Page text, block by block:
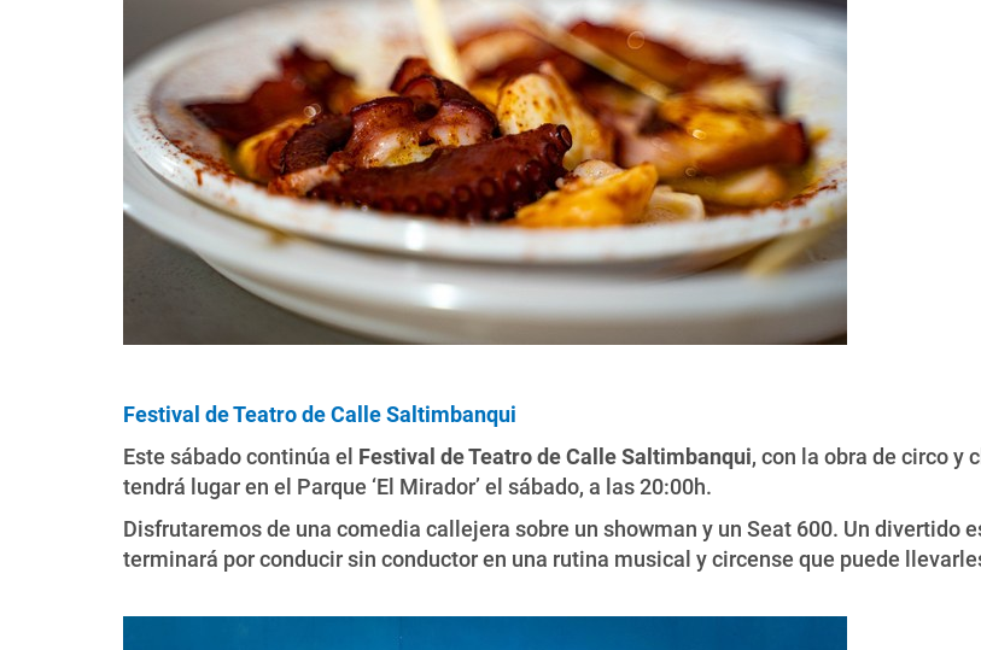
Festival de Teatro de Calle Saltimbanqui
Este sábado continúa el Festival de Teatro de Calle Saltimbanqui, con la obra de circo y
tendrá lugar en el Parque ‘El Mirador’ el sábado, a las 20:00h.
Disfrutaremos de una comedia callejera sobre un showman y un Seat 600. Un divertido
terminará por conducir sin conductor en una rutina musical y circense que puede